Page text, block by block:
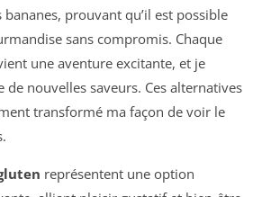
prouvant qu’il est possible
sans compromis. Chaque
une aventure excitante, et je
de nouvelles saveurs. Ces alternatives
transformé ma façon de voir le
représentent une option